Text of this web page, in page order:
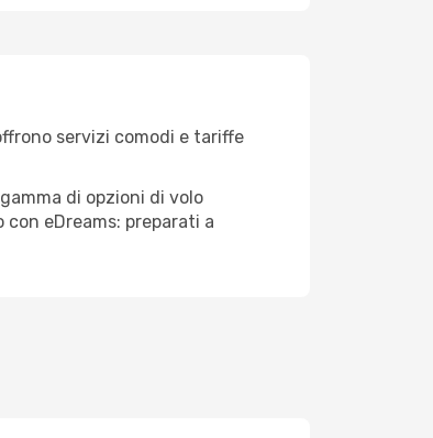
servizi comodi e tariffe
di opzioni di volo
eDreams: preparati a